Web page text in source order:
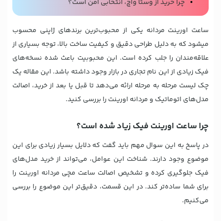
چرا خرید از وستا واچ، انتخابی امن است؟
ساعت اورینت مردانه یکی از محبوب‌ترین برندهای ژاپنی محسوب
می‎شود که به دلیل طراحی دقیق و کیفیت ساخت بالا، توجه بسیاری از
علاقه‌مندان را جلب کرده است. این محبوبیت باعث شده نسخه‌های
فیک زیادی از این نام تجاری در بازار وجود داشته باشد. این مقاله یک
چک لیست مرحله به مرحله ارائه می‌دهد تا قبل یا بعد از خرید، اصالت
مدل‌های اتوماتیک و مردانه اورینت را بررسی کنید.
چرا ساعت اورینت فیک زیاد شده است؟
در پاسخ به این سوال مهم باید گفت که دلایل بسیار زیادی برای این
موضوع وجود دارند. شناخت این عوامل، می‌تواند از خرید مدل‌های
فیک جلوگیری کرده و تشخیص اصالت ساعت مچی مردانه اورینت را
برای شما ساده‌تر کند. در این قسمت، دقیق‌تر این موضوع را بررسی
می‌کنیم.